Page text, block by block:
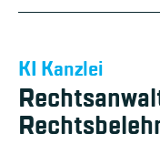
KI Kanzlei